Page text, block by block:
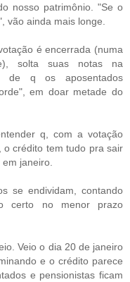
nosso patrimônio. "Se o
vão ainda mais longe.
é encerrada (numa
solta suas notas na
de q os aposentados
em doar metade do
q, com a votação
crédito tem tudo pra sair
janeiro.
se endividam, contando
certo no menor prazo
Veio o dia 20 de janeiro
e o crédito parece
e pensionistas ficam